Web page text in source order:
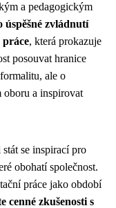
a pedagogickým
zvládnutí
, která prokazuje
posouvat hranice
ale o
oboru a inspirovat
se inspirací pro
obohatí společnost.
práce jako období
cenné zkušenosti s